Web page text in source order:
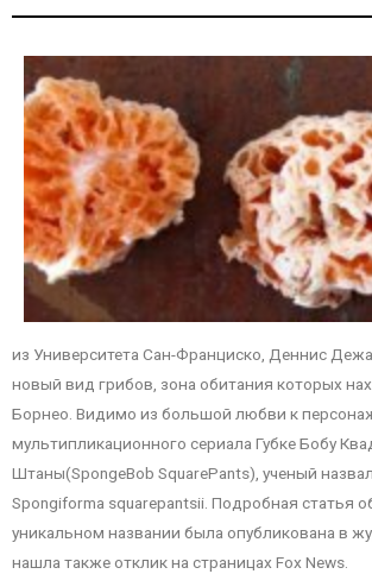
из Университета Сан-Франциско, Деннис
новый вид грибов, зона обитания которых
Борнео. Видимо из большой любви к
мультипликационного сериала Губке Бобу
Штаны(SpongeBob SquarePants), ученый
Spongiforma squarepantsii. Подробная статья
уникальном названии была опубликована в
нашла также отклик на страницах Fox News.